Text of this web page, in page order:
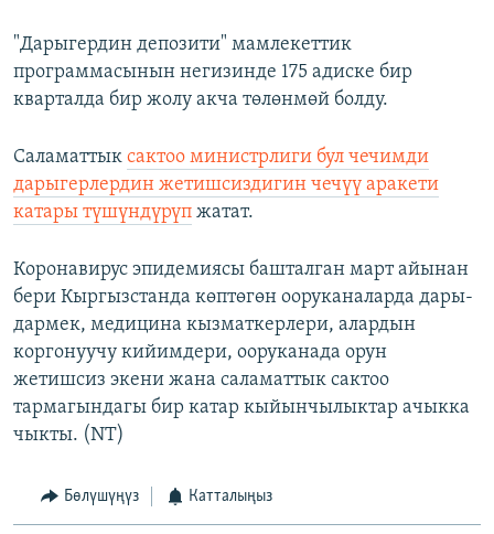
"Дарыгердин депозити" мамлекеттик
программасынын негизинде 175 адиске бир
кварталда бир жолу акча төлөнмөй болду.
Саламаттык сактоо министрлиги бул чечимди
дарыгерлердин жетишсиздигин чечүү аракети
катары түшүндүрүп жатат.
Коронавирус эпидемиясы башталган март айынан
бери Кыргызстанда көптөгөн ооруканаларда дары-
дармек, медицина кызматкерлери, алардын
коргонуучу кийимдери, ооруканада орун
жетишсиз экени жана саламаттык сактоо
тармагындагы бир катар кыйынчылыктар ачыкка
чыкты. (NT)
Бөлүшүңүз Катталыңыз